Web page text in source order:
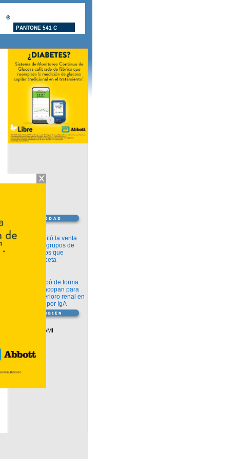
Información
ANMAT habilitó la venta
libre de diez grupos de
medicamentos que
requerían receta
La FDA aprobó de forma
definitiva iptacopan para
frenar el deterioro renal en
la nefropatía por IgA
Descuentos PAMI